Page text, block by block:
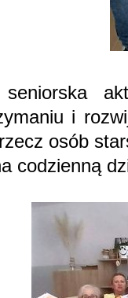
seniorska
i
osób
codzienną